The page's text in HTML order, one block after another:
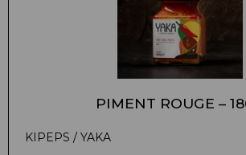
PIMENT ROUGE –
KIPEPS / YAKA